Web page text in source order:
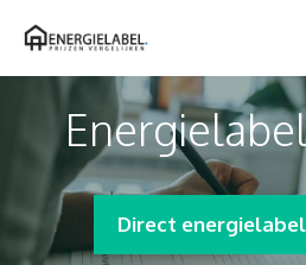
naar
Direct